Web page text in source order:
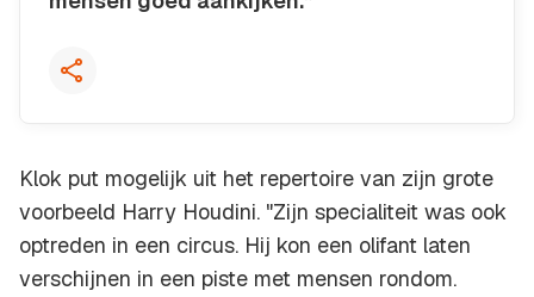
Kopieer quote
Klok put mogelijk uit het repertoire van zijn grote
voorbeeld Harry Houdini. "Zijn specialiteit was ook
optreden in een circus. Hij kon een olifant laten
verschijnen in een piste met mensen rondom.